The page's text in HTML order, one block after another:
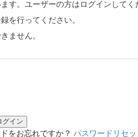
す。ユーザーの方はログインしてく
を行ってください。
ません。
をお忘れですか？ パスワードリセッ